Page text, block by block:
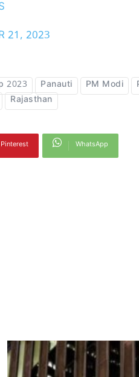
21, 2023
2023 Panauti PM Modi
Rajasthan
Pinterest WhatsApp